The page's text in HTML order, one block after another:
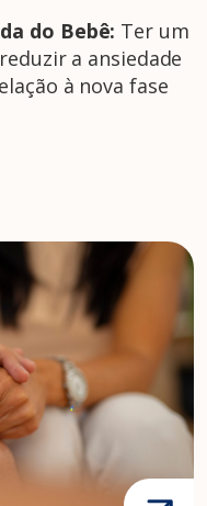
do Bebê: Ter um
a ansiedade
à nova fase